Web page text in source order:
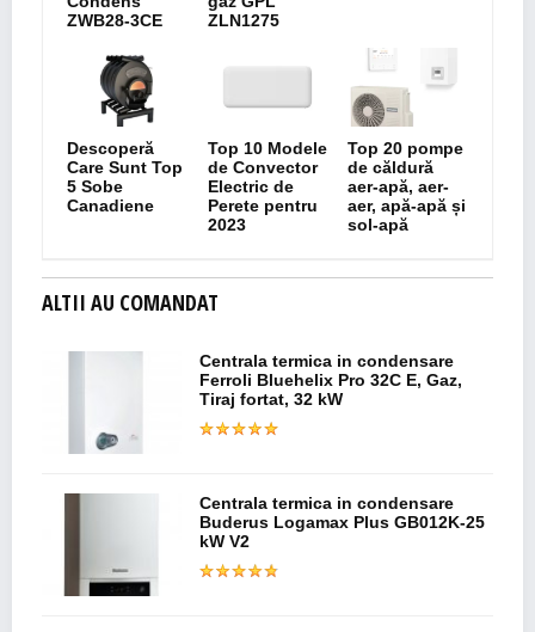
ZWB28-3CE
ZLN1275
Descoperă
Care Sunt Top
5 Sobe
Canadiene
Top 10 Modele
de Convector
Electric de
Perete pentru
2023
Top 20 pompe
de căldură
aer-apă, aer-
aer, apă-apă și
sol-apă
ALTII AU COMANDAT
Centrala termica in condensare
Ferroli Bluehelix Pro 32C E, Gaz,
Tiraj fortat, 32 kW
Centrala termica in condensare
Buderus Logamax Plus GB012K-25
kW V2